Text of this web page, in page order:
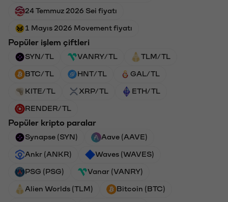
24 Temmuz 2026 Sei fiyatı
1 Mayıs 2026 Movement fiyatı
Popüler işlem çiftleri
SYN/TL VANRY/TL TLM/TL
BTC/TL HNT/TL GAL/TL
KITE/TL XRP/TL ETH/TL
RENDER/TL
Popüler kripto paralar
Synapse (SYN) Aave (AAVE)
Ankr (ANKR) Waves (WAVES)
PSG (PSG) Vanar (VANRY)
Alien Worlds (TLM) Bitcoin (BTC)